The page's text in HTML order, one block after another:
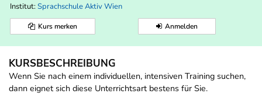
Institut: Sprachschule Aktiv Wien
Kurs merken Anmelden
KURSBESCHREIBUNG
Wenn Sie nach einem individuellen, intensiven Training suchen,
dann eignet sich diese Unterrichtsart bestens für Sie.